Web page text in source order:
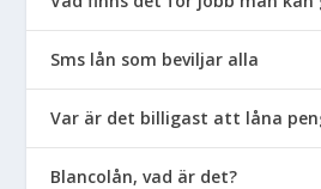
Sms lån som beviljar alla
Var är det billigast att låna
Blancolån, vad är det?